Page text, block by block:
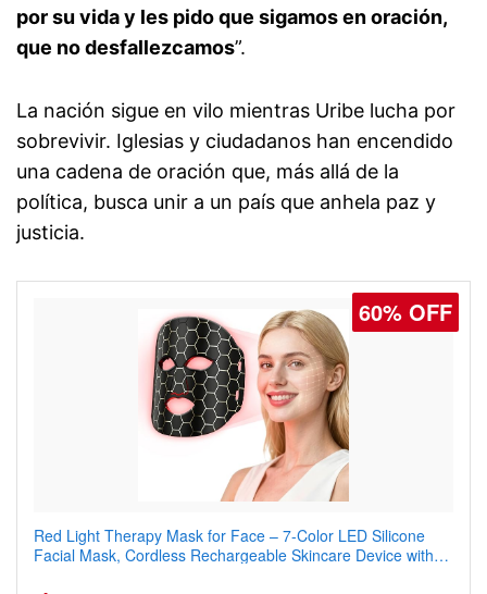
por su vida y les pido que sigamos en oración,
que no desfallezcamos”.
La nación sigue en vilo mientras Uribe lucha por
sobrevivir. Iglesias y ciudadanos han encendido
una cadena de oración que, más allá de la
política, busca unir a un país que anhela paz y
justicia.
60% OFF
Red Light Therapy Mask for Face – 7-Color LED Silicone
Facial Mask, Cordless Rechargeable Skincare Device with
77% OFF
Men's Slim Fit Polo Shirt – Quick Dry Moisture Wicking, High
Elasticity, Athletic Fit Polo for Golf, Tennis, Work & Casual